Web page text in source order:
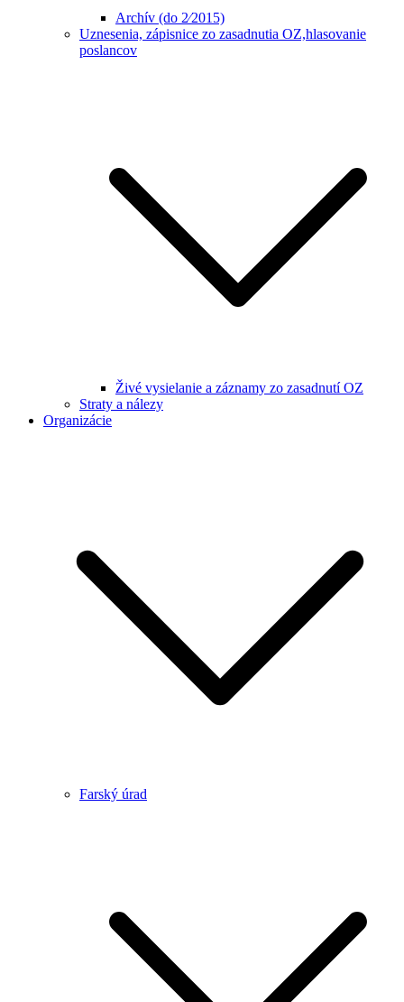
Archív (do 2⁄2015)
Uznesenia, zápisnice zo zasadnutia OZ,hlasovanie
poslancov
Živé vysielanie a záznamy zo zasadnutí OZ
Straty a nálezy
Organizácie
Farský úrad